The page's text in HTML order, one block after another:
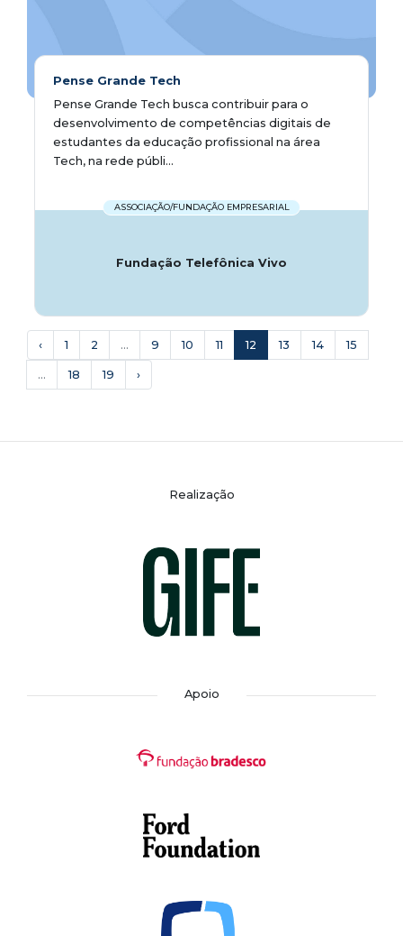
Pense Grande Tech
Pense Grande Tech busca contribuir para o
desenvolvimento de competências digitais de
estudantes da educação profissional na área
Tech, na rede públi...
ASSOCIAÇÃO/FUNDAÇÃO EMPRESARIAL
Fundação Telefônica Vivo
‹ 1 2 ... 9 10 11 12 13 14 15
... 18 19 ›
Realização
Apoio